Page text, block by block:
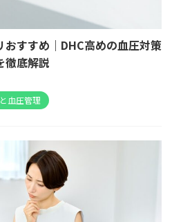
おすすめ｜DHC高めの血圧対策
徹底解説
血圧管理